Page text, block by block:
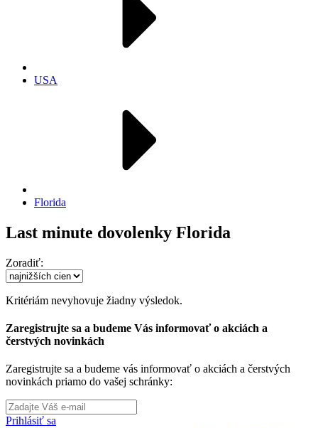
USA
Florida
Last minute dovolenky Florida
Zoradiť:
Kritériám nevyhovuje žiadny výsledok.
Zaregistrujte sa a budeme Vás informovať o akciách a
čerstvých novinkách
Zaregistrujte sa a budeme vás informovať o akciách a čerstvých
novinkách priamo do vašej schránky:
Prihlásiť sa